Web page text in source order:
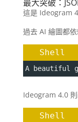
最大突破：
這是 Ideogram
過去 AI 繪圖都依
Shell
A beautiful
Ideogram 4.0 則
Shell